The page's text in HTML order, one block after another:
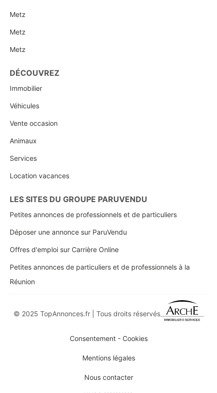
Metz
Metz
Metz
DÉCOUVREZ
Immobilier
Véhicules
Vente occasion
Animaux
Services
Location vacances
LES SITES DU GROUPE PARUVENDU
Petites annonces de professionnels et de particuliers
Déposer une annonce sur ParuVendu
Offres d'emploi sur Carrière Online
Petites annonces de particuliers et de professionnels à la
Réunion
© 2025 TopAnnonces.fr | Tous droits réservés
Consentement - Cookies
Mentions légales
Nous contacter